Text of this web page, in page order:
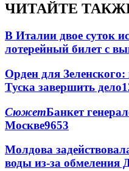
ЧИТАЙТЕ
В Италии двое суток
лотерейный билет с
Орден для
Туска завершить дело
СюжетБанкет
Москве9653
Молдова
воды из-за обмеления